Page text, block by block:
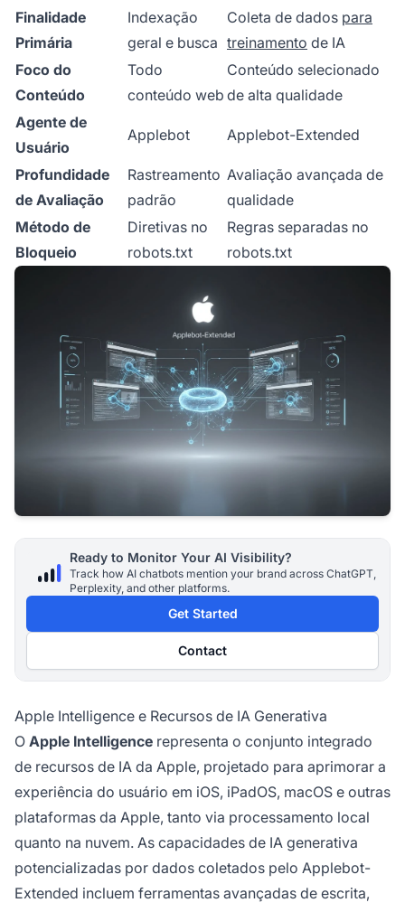
Finalidade
Primária
Indexação
geral e busca
Coleta de dados para
treinamento de IA
Foco do
Conteúdo
Todo
conteúdo web
Conteúdo selecionado
de alta qualidade
Agente de
Usuário
Applebot Applebot-Extended
Profundidade
de Avaliação
Rastreamento
padrão
Avaliação avançada de
qualidade
Método de
Bloqueio
Diretivas no
robots.txt
Regras separadas no
robots.txt
Ready to Monitor Your AI Visibility?
Track how AI chatbots mention your brand across ChatGPT,
Perplexity, and other platforms.
Get Started
Contact
Apple Intelligence e Recursos de IA Generativa
O Apple Intelligence representa o conjunto integrado
de recursos de IA da Apple, projetado para aprimorar a
experiência do usuário em iOS, iPadOS, macOS e outras
plataformas da Apple, tanto via processamento local
quanto na nuvem. As capacidades de IA generativa
potencializadas por dados coletados pelo Applebot-
Extended incluem ferramentas avançadas de escrita,